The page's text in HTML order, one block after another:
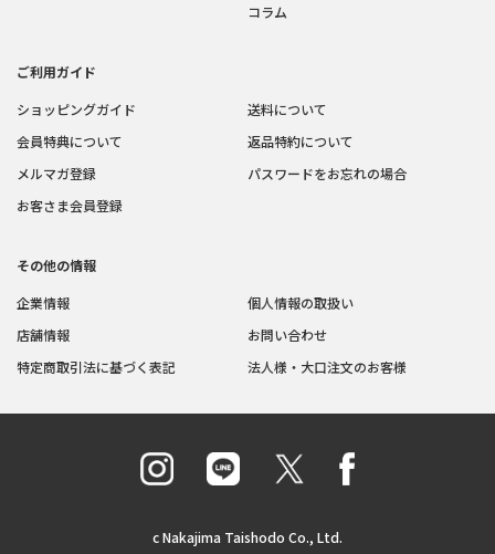
コラム
ご利用ガイド
ショッピングガイド
会員特典について
メルマガ登録
お客さま会員登録
送料について
返品特約について
パスワードをお忘れの場合
その他の情報
企業情報
店舗情報
特定商取引法に基づく表記
個人情報の取扱い
お問い合わせ
法人様・大口注文のお客様
c Nakajima Taishodo Co., Ltd.